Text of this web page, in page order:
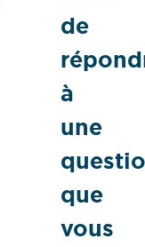
de
à
une
que
vous